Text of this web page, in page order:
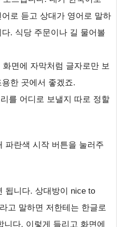
로 듣고 상대가 영어로 말하
. 식당 주문이나 길 물어볼
화면에 자막처럼 글자로만 보
한 곳에서 좋겠죠.
를 어디로 보낼지 따로 정할
파란색 시작 버튼을 눌러주
됩니다. 상대방이 nice to
고 말하면 저한테는 한글로
니다. 이렇게 들리고 화면에